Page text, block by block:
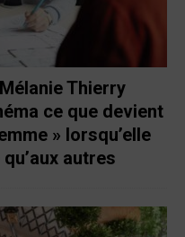
Thierry
ce que devient
» lorsqu’elle
autres